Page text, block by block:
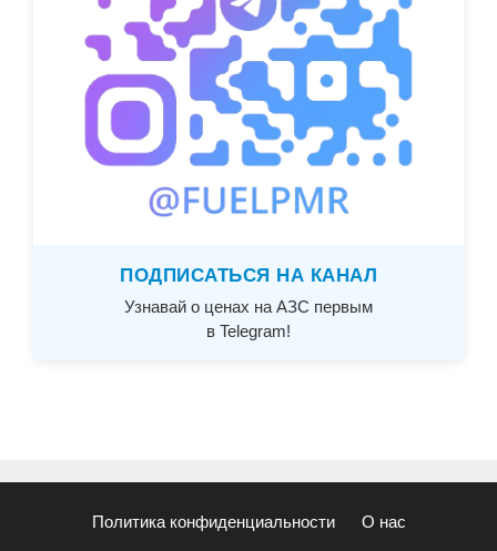
ПОДПИСАТЬСЯ НА КАНАЛ
Узнавай о ценах на АЗС первым
в Telegram!
Политика конфиденциальности О нас